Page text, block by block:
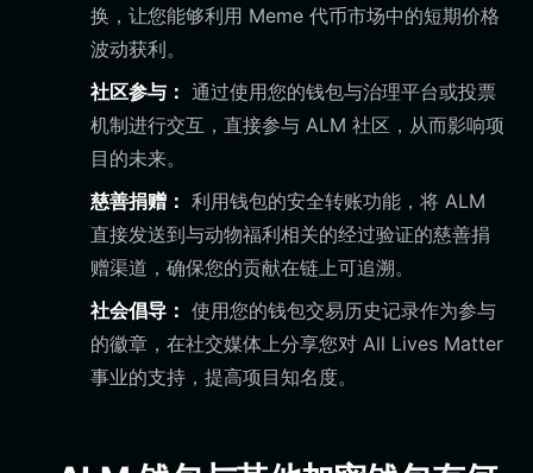
换，让您能够利用 Meme 代币市场中的短期价格
波动获利。
社区参与： 通过使用您的钱包与治理平台或投票
机制进行交互，直接参与 ALM 社区，从而影响项
目的未来。
慈善捐赠： 利用钱包的安全转账功能，将 ALM
直接发送到与动物福利相关的经过验证的慈善捐
赠渠道，确保您的贡献在链上可追溯。
社会倡导： 使用您的钱包交易历史记录作为参与
的徽章，在社交媒体上分享您对 All Lives Matter
事业的支持，提高项目知名度。